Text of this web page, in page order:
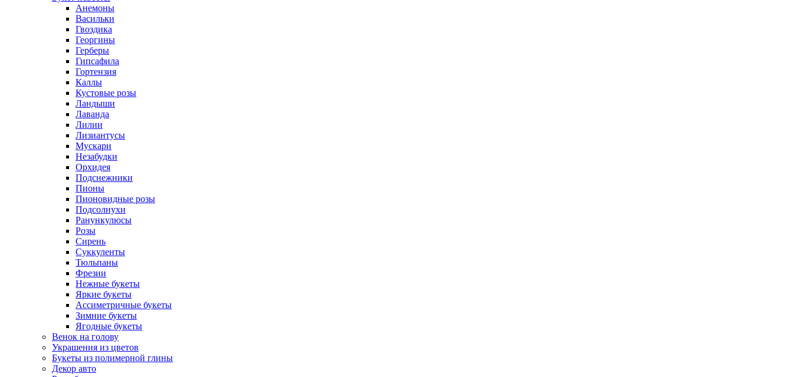
Анемоны
Васильки
Гвоздика
Георгины
Герберы
Гипсафила
Гортензия
Каллы
Кустовые розы
Ландыши
Лаванда
Лилии
Лизиантусы
Мускари
Незабудки
Орхидея
Подснежники
Пионы
Пионовидные розы
Подсолнухи
Ранункулюсы
Розы
Сирень
Суккуленты
Тюльпаны
Фрезии
Нежные букеты
Яркие букеты
Ассиметричные букеты
Зимние букеты
Ягодные букеты
Венок на голову
Украшения из цветов
Букеты из полимерной глины
Декор авто